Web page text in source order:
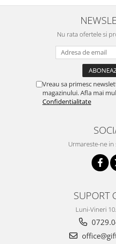
Nu rata ofertele si
Vreau sa primesc
magazinului. Afla mai
Confidentialitate
Urmareste-ne in
SUPORT
Luni-Vineri